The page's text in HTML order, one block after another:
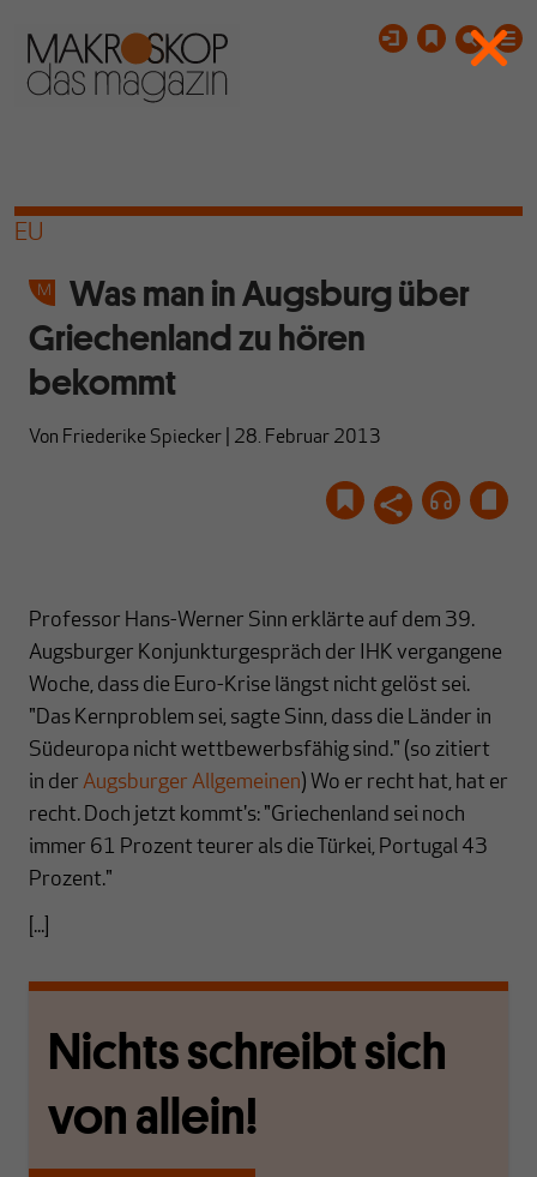
EU
Was man in Augsburg über
Griechenland zu hören
bekommt
Von Friederike Spiecker 28. Februar 2013
Professor Hans-Werner Sinn erklärte auf dem 39.
Augsburger Konjunkturgespräch der IHK vergangene
Woche, dass die Euro-Krise längst nicht gelöst sei.
"Das Kernproblem sei, sagte Sinn, dass die Länder in
Südeuropa nicht wettbewerbsfähig sind." (so zitiert
in der Augsburger Allgemeinen) Wo er recht hat, hat er
recht. Doch jetzt kommt's: "Griechenland sei noch
immer 61 Prozent teurer als die Türkei, Portugal 43
Prozent."
[...]
Nichts schreibt sich
von allein!